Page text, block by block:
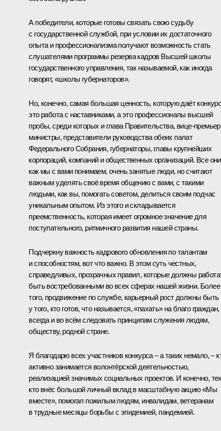
А победители, которые готовы связать свою судьбу
с государственной службой, при условии их достаточного
опыта и профессионализма получают возможность стать
слушателями программы резерва кадров Высшей школы
государственного управления, так называемой, как иногда
говорят, «школы губернаторов».
Но, конечно, самая большая ценность, которую даёт
это работа с наставниками, а это профессионалы высшей
пробы, среди которых и глава Правительства,
министры, представители руководства обеих палат
Федерального Собрания, губернаторы, главы крупнейших
корпораций, компаний и общественных организаций. Все
как мы с вами понимаем, очень занятые люди, но считают
важным уделять своё время общению с вами, с такими
людьми, как вы, помогать советом, делиться своим подчас
уникальным опытом. Из этого и складывается
преемственность, которая имеет огромное значение для
поступательного, ритмичного развития нашей страны.
Подчеркну важность кадрового обновления по талантам
и способностям, вот что важно. В этом суть честных,
справедливых, прозрачных правил, которые должны
быть востребованными во всех сферах нашей жизни. Более
того, продвижение по службе, карьерный рост должны быть
у того, кто готов, что называется, «пахать» на благо граждан,
всегда и во всём следовать принципам служения людям,
обществу, родной стране.
Я благодарю всех участников конкурса – а таких немало, –
активно занимается волонтёрской деятельностью,
реализацией значимых социальных проектов. И конечно,
кто внёс большой личный вклад в масштабную акцию «Мы
вместе», помогал пожилым людям, инвалидам, ветеранам
в трудные месяцы борьбы с эпидемией, пандемией.